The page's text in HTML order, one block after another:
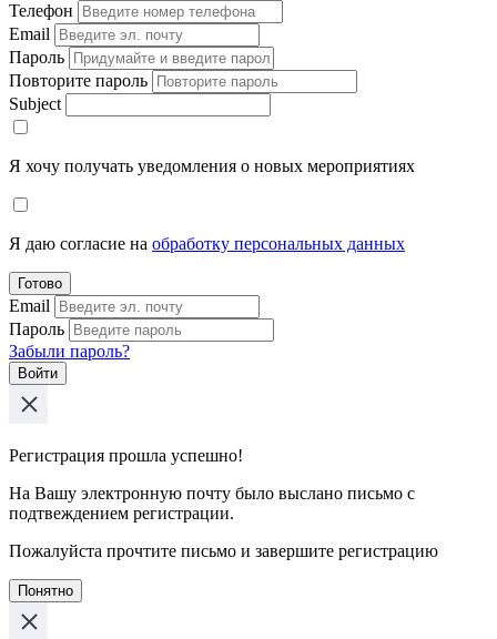
Телефон
Email
Пароль
Повторите пароль
Subject
Я хочу получать уведомления о новых мероприятиях
Я даю согласие на обработку персональных данных
Готово
Email
Пароль
Забыли пароль?
Войти
Регистрация прошла успешно!
На Вашу электронную почту было выслано письмо с
подтвеждением регистрации.
Пожалуйста прочтите письмо и завершите регистрацию
Понятно